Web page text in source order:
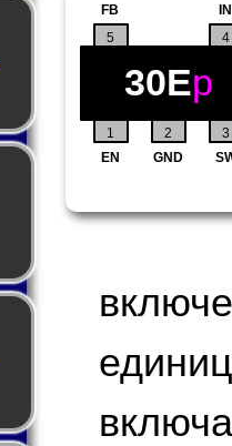
1 2 3
4
EN GND
IN
5
FB
30Ep